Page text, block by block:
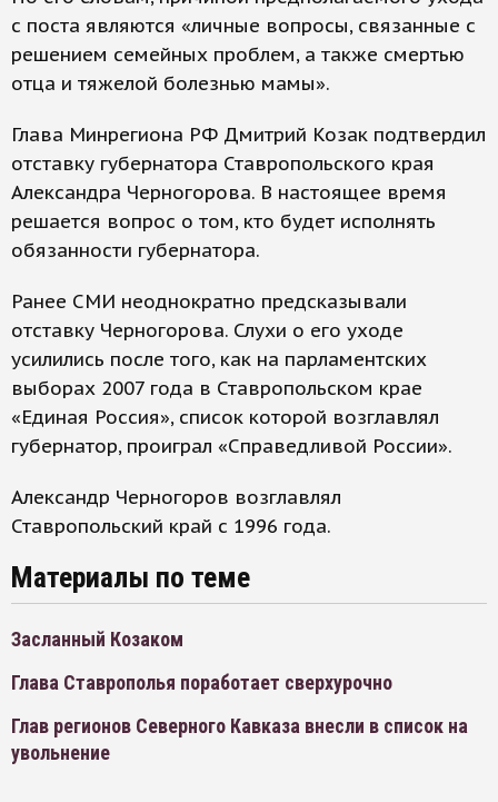
с поста являются «личные вопросы, связанные с
решением семейных проблем, а также смертью
отца и тяжелой болезнью мамы».
Глава Минрегиона РФ Дмитрий Козак подтвердил
отставку губернатора Ставропольского края
Александра Черногорова. В настоящее время
решается вопрос о том, кто будет исполнять
обязанности губернатора.
Ранее СМИ неоднократно предсказывали
отставку Черногорова. Слухи о его уходе
усилились после того, как на парламентских
выборах 2007 года в Ставропольском крае
«Единая Россия», список которой возглавлял
губернатор, проиграл «Справедливой России».
Александр Черногоров возглавлял
Ставропольский край с 1996 года.
Материалы по теме
Засланный Козаком
Глава Ставрополья поработает сверхурочно
Глав регионов Северного Кавказа внесли в список на
увольнение